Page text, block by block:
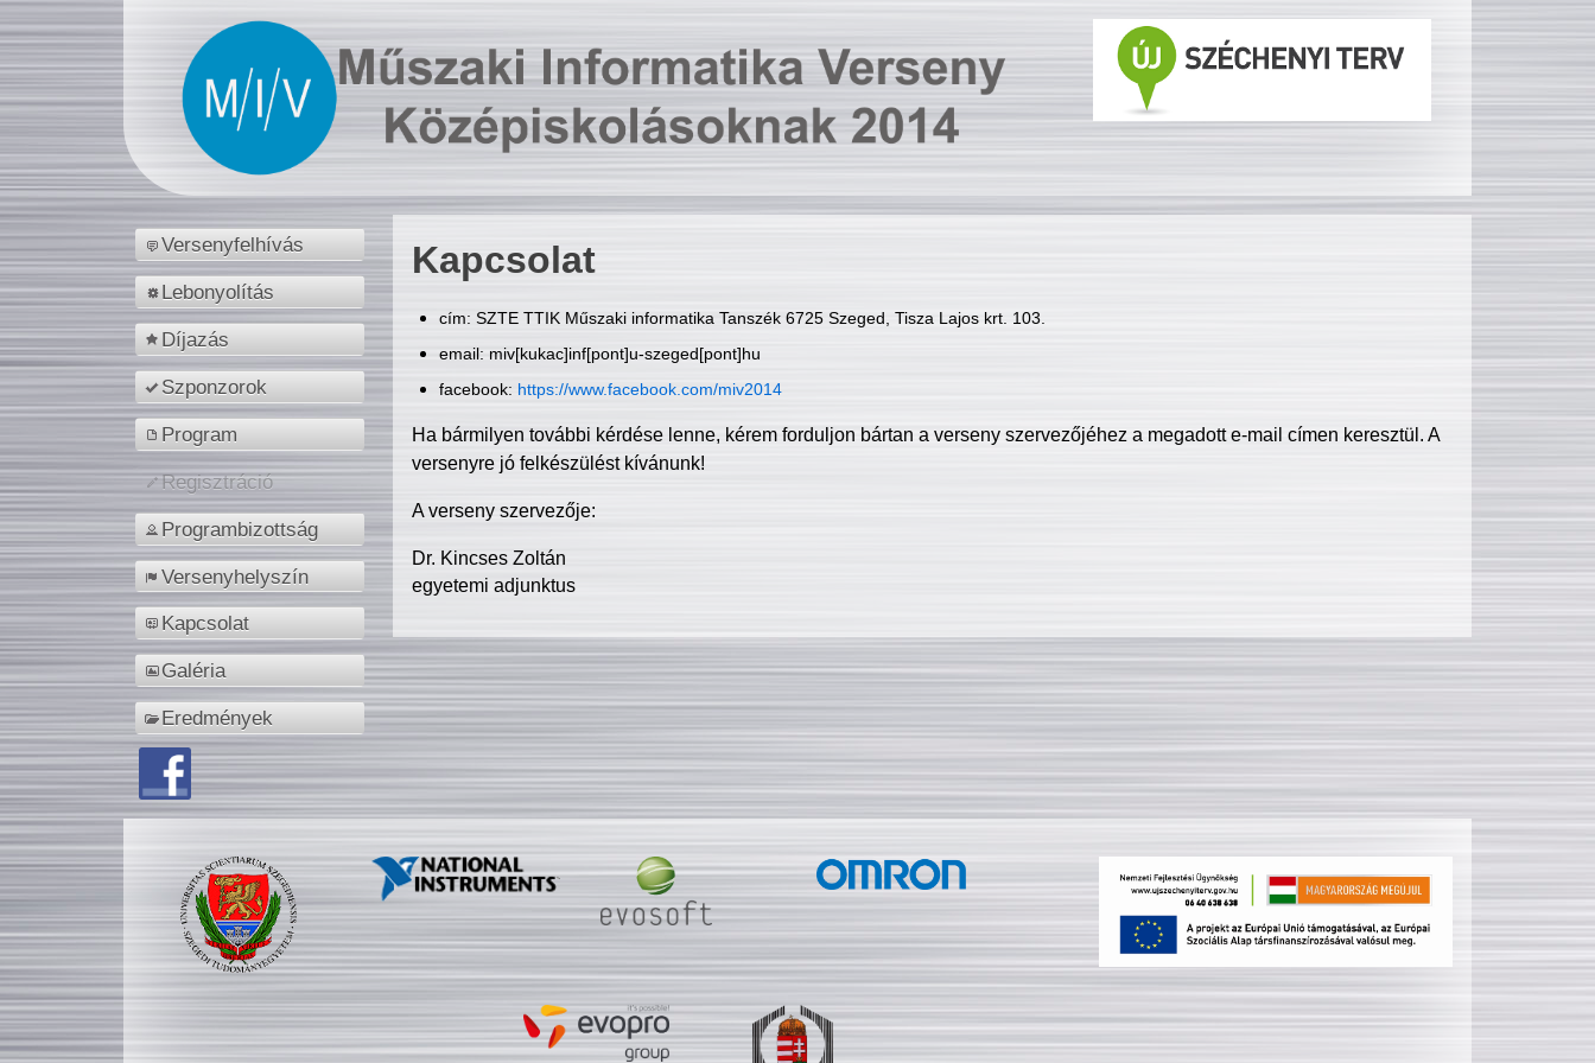
Versenyfelhívás
Lebonyolítás
Díjazás
Szponzorok
Program
Regisztráció
Programbizottság
Versenyhelyszín
Kapcsolat
Galéria
Eredmények
Kapcsolat
cím: SZTE TTIK Műszaki informatika Tanszék 6725 Szeged, Tisza Lajos krt. 103.
email: miv[kukac]inf[pont]u-szeged[pont]hu
facebook: https://www.facebook.com/miv2014
Ha bármilyen további kérdése lenne, kérem forduljon bártan a verseny szervezőjéhez a megadott e-mail címen keresztül. A
versenyre jó felkészülést kívánunk!
A verseny szervezője:
Dr. Kincses Zoltán
egyetemi adjunktus